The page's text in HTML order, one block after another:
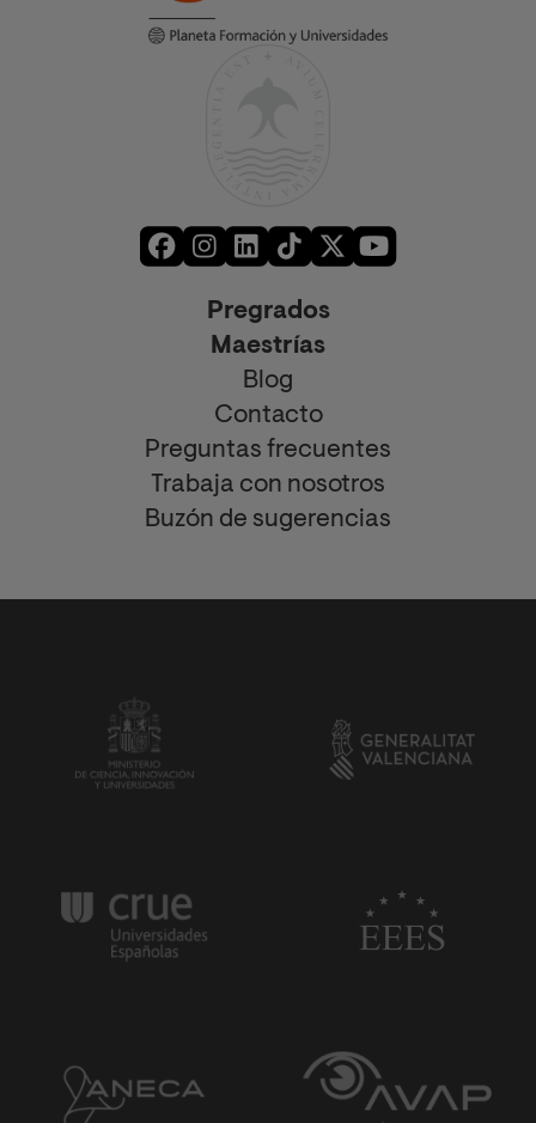
Pregrados
Maestrías
Blog
Contacto
Preguntas frecuentes
Trabaja con nosotros
Buzón de sugerencias